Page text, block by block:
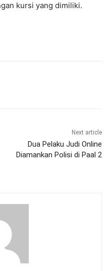
kursi yang dimiliki.
Next article
Dua Pelaku Judi Online
Diamankan Polisi di Paal 2